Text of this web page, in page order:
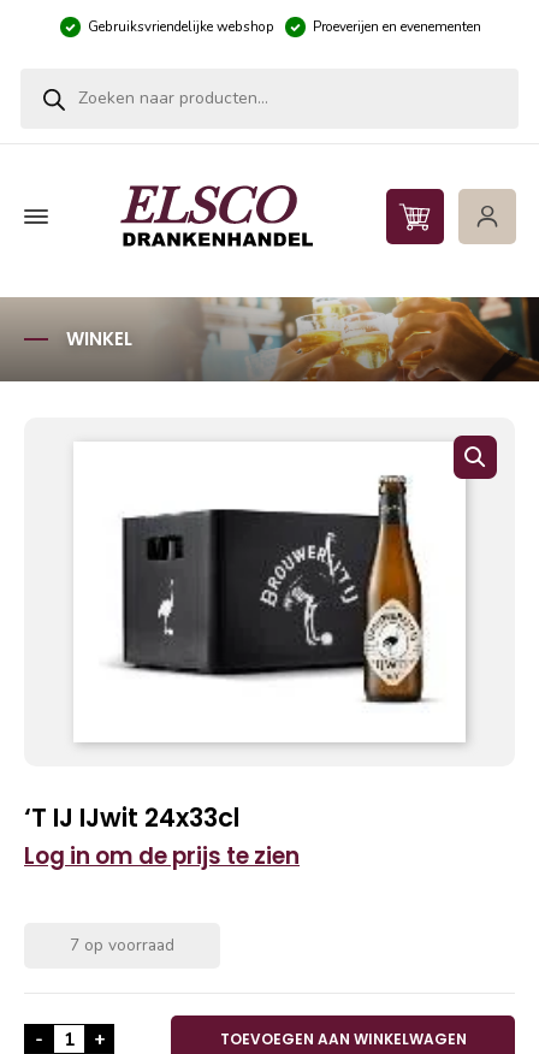
Gebruiksvriendelijke webshop Proeverijen en evenementen
WINKEL
‘T IJ IJwit 24x33cl
Log in om de prijs te zien
7 op voorraad
- 'T IJ IJwit 24x33cl aantal
+ TOEVOEGEN AAN WINKELWAGEN